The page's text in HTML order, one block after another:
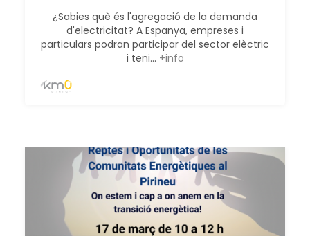
¿Sabies què és l'agregació de la demanda
d'electricitat? A Espanya, empreses i
particulars podran participar del sector elèctric
i teni... +info